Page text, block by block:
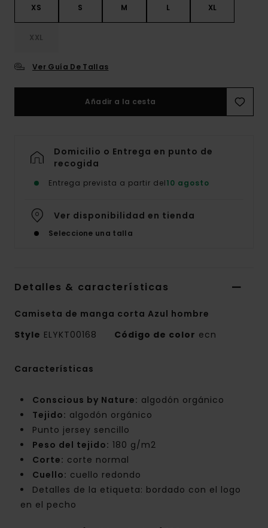
XS S M L XL
XXL
Ver Guía De Tallas
Añadir a la cesta
Domicilio o Entrega en punto de
recogida
Entrega prevista a partir del10 agosto
Ver disponibilidad en tienda
Seleccione una talla
Detalles & características
Camiseta de manga corta Azul hombre
Style ELYKT00168 Código de color ecn
Características
Conscious by Nature: algodón orgánico
Tejido: algodón orgánico
Punto jersey sencillo
Peso del tejido: 180 g/m2
Corte: corte normal
Cuello: cuello redondo
Detalles de la etiqueta: bordado con el logo
en el pecho